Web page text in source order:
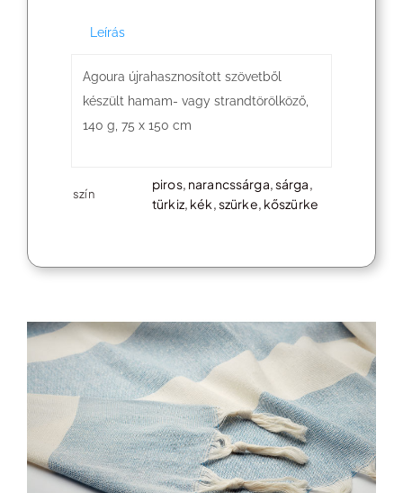
140
75
x
mennyiség
Leírás
Agoura újrahasznosított szövetből
készült hamam- vagy strandtörölköző,
140 g, 75 x 150 cm
szín
piros, narancssárga, sárga,
türkiz, kék, szürke, kőszürke